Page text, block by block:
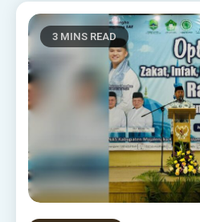
3 MINS READ